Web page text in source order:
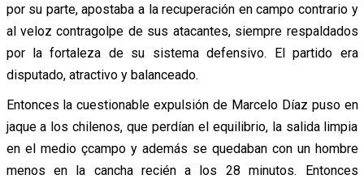
por su parte, apostaba a la recuperación en campo contrario y
al veloz contragolpe de sus atacantes, siempre respaldados
por la fortaleza de su sistema defensivo. El partido era
disputado, atractivo y balanceado.
Entonces la cuestionable expulsión de Marcelo Díaz puso en
jaque a los chilenos, que perdían el equilibrio, la salida limpia
en el medio çcampo y además se quedaban con un hombre
menos en la cancha recién a los 28 minutos. Entonces